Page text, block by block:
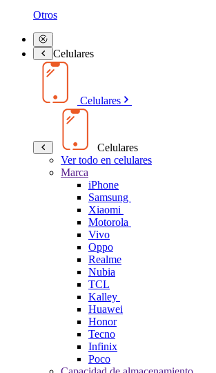
Otros
Celulares
Celulares
Celulares
Ver todo en celulares
Marca
iPhone
Samsung
Xiaomi
Motorola
Vivo
Oppo
Realme
Nubia
TCL
Kalley
Huawei
Honor
Tecno
Infinix
Poco